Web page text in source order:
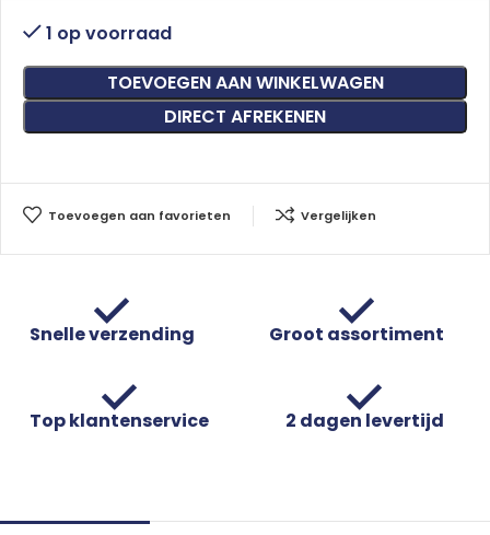
1 op voorraad
TOEVOEGEN AAN WINKELWAGEN
DIRECT AFREKENEN
Toevoegen aan favorieten Vergelijken
Snelle verzending Groot assortiment
Top klantenservice 2 dagen levertijd